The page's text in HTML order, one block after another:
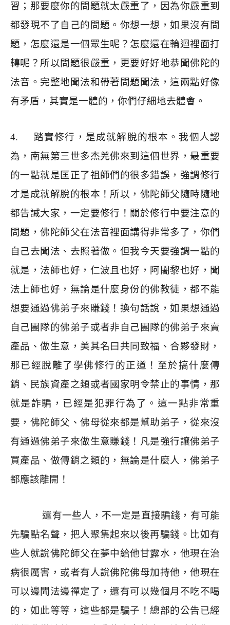
習；那要麼你的問題就太嚴重了，因為你嚴重到
都發現不了自己的問題。你想一想，如果沒有問
題，怎麼還是一個眾生呢？怎麼還在輪迴裡面打
轉呢？所以問題很嚴重，更要好好地恭聞佛陀的
法音。完整地聞法和帶著問題聞法，這兩點好像
有矛盾，其實是一體的，你們仔細地去體會。
4. 踏實修行，是成就解脫的根本。我個人認
為，南無第三世多杰羌佛來到這個世界，最重要
的一點就是匡正了祖師們的很多錯誤，強調修行
才是成就解脫的根本！所以，佛陀師父隨時隨地
都告誡大家，一定要修行！關於修行中要注意的
問題，佛陀師父在法音裡面講得非常多了，你們
自己去聞法、去照著做。但我今天要強調一點的
就是，法師也好，仁波且也好，阿闍黎也好，聞
法上師也好，無論是什麼身份的佛教徒，都不能
想要通過佛弟子來賺錢！換句話說，如果想通過
自己團隊的佛弟子或者非自己團隊的佛弟子來賣
產品、做生意，美其名曰共同致福、合夥發財，
那已經脫離了學佛修行的正道！至於搞什麼傳
銷、民族資產之類或者國家明令禁止的事情，那
就是詐騙，已經是犯罪行為了。這一點非常重
要，佛陀師父、佛母從來都是幫助弟子，從來沒
有通過佛弟子來做生意賺錢！凡是強行讓佛弟子
買產品、做傳銷之類的，無論是什麼人，佛弟子
都應該離開！
還有一些人，不一定是直接騙錢，有可能
先騙點名聲，把人聚集起來以後再騙錢。比如有
些人就說佛陀師父在夢中給他甘露水，他現在治
病很厲害，或者有人說佛陀佛母加持他，他現在
可以邊聞法邊禪定了，還有可以幾個月不吃不喝
的，如此等等，這些都是騙子！總部的公告已經